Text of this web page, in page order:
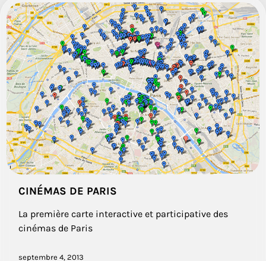
CINÉMAS DE PARIS
La première carte interactive et participative des
cinémas de Paris
septembre 4, 2013